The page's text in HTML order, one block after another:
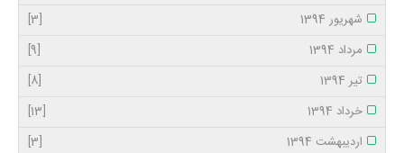
شهریور 1394
[3]
مرداد 1394
[9]
تیر 1394
[8]
خرداد 1394
[13]
اردیبهشت 1394
[3]